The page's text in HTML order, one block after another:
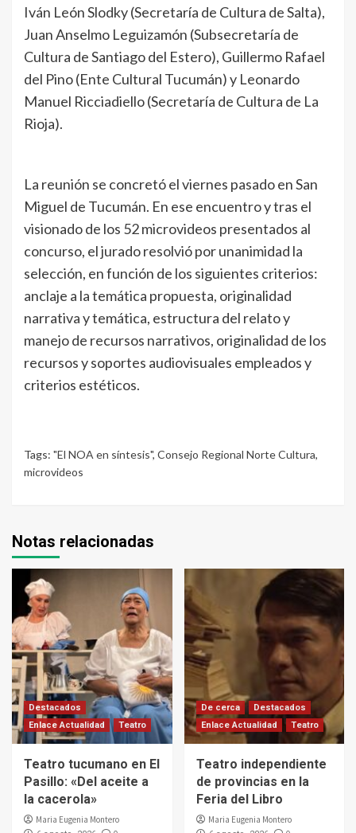
Iván León Slodky (Secretaría de Cultura de Salta),
Juan Anselmo Leguizamón (Subsecretaría de
Cultura de Santiago del Estero), Guillermo Rafael
del Pino (Ente Cultural Tucumán) y Leonardo
Manuel Ricciadiello (Secretaría de Cultura de La
Rioja).
La reunión se concretó el viernes pasado en San
Miguel de Tucumán. En ese encuentro y tras el
visionado de los 52 microvideos presentados al
concurso, el jurado resolvió por unanimidad la
selección, en función de los siguientes criterios:
anclaje a la temática propuesta, originalidad
narrativa y temática, estructura del relato y
manejo de recursos narrativos, originalidad de los
recursos y soportes audiovisuales empleados y
criterios estéticos.
Tags: "El NOA en síntesis", Consejo Regional Norte Cultura,
microvideos
Notas relacionadas
Destacados
Enlace Actualidad
Teatro
Teatro tucumano en El
Pasillo: «Del aceite a
la cacerola»
Maria Eugenia Montero
De cerca
Destacados
Enlace Actualidad
Teatro
Teatro independiente
de provincias en la
Feria del Libro
Maria Eugenia Montero